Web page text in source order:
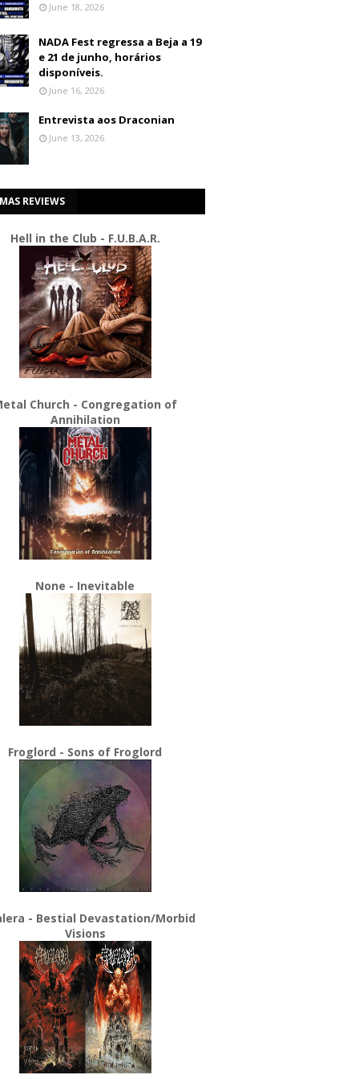
June 18, 2026
NADA Fest regressa a Beja a 19
e 21 de junho, horários
disponíveis.
June 16, 2026
Entrevista aos Draconian
June 13, 2026
REVIEWS
Hell in the Club - F.U.B.A.R.
Church - Congregation of
Annihilation
None - Inevitable
Froglord - Sons of Froglord
- Bestial Devastation/Morbid
Visions